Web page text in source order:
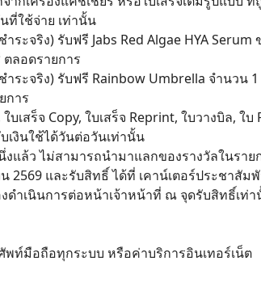
Search
ที่ใช้จ่าย เท่านั้น
ะจริง) รับฟรี Jabs Red Algae HYA
ลอดรายการ
ระจริง) รับฟรี Rainbow Umbrella จำนวน
การ
บเสร็จ Copy, ใบเสร็จ Reprint, ใบวางบิล,
เงินใช้ได้วันต่อวันเท่านั้น
แล้ว ไม่สามารถนำมาแลกของรางวัลในราย
2569 และรับสิทธิ์ ได้ที่ เคาน์เตอร์ประชาสัม
ดำเนินการต่อหน้าเจ้าหน้าที่ ณ จุดรับสิทธิ์เท่
ท์มือถือทุกระบบ หรือค่าบริการอินเทอร์เน็ต